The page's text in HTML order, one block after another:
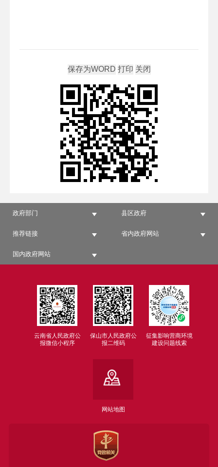
政府部门 县区政府
推荐链接 省内政府网站
国内政府网站
云南省人民政府公
报微信小程序
保山市人民政府公
报二维码
征集影响营商环境
建设问题线索
网站地图